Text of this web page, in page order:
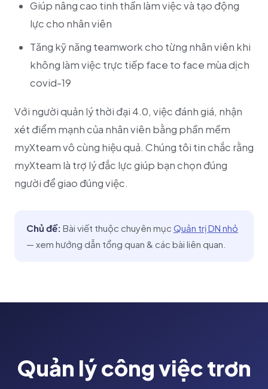
Giúp nâng cao tinh thần làm việc và tạo động
lực cho nhân viên
Tăng kỹ năng teamwork cho từng nhân viên khi
không làm việc trực tiếp face to face mùa dịch
covid-19
Với người quản lý thời đại 4.0, việc đánh giá, nhận
xét điểm mạnh của nhân viên bằng phần mềm
myXteam vô cùng hiệu quả. Chúng tôi tin chắc rằng
myXteam là trợ lý đắc lực giúp bạn chọn đúng
người để giao đúng việc.
Chủ đề: Bài viết thuộc chuyên mục Quản trị DN nhỏ
— xem hướng dẫn tổng quan & các bài liên quan.
Quản lý công việc trơn